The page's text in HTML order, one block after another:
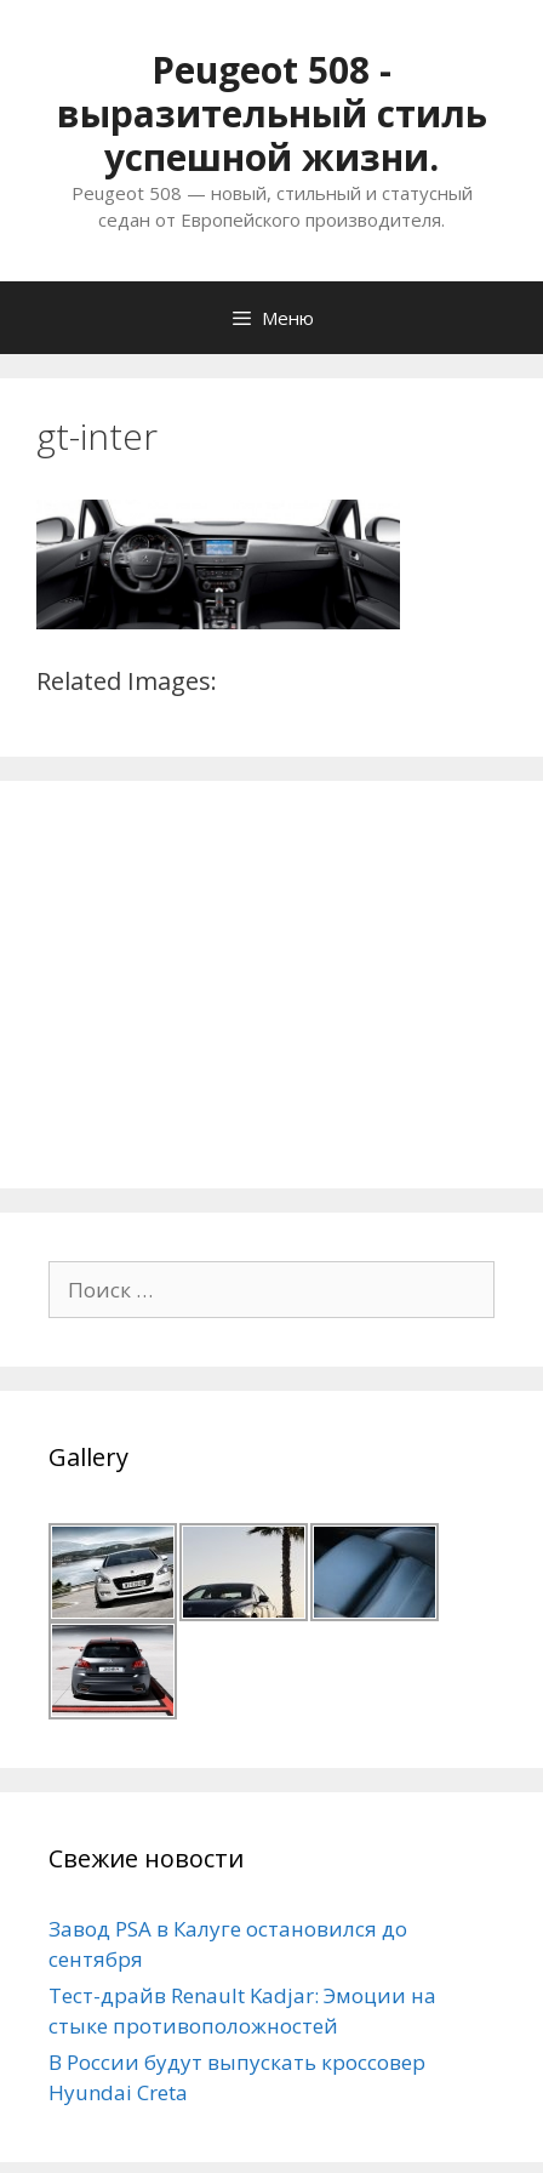
Peugeot 508 -
выразительный стиль
успешной жизни.
Peugeot 508 — новый, стильный и статусный
седан от Европейского производителя.
Меню
gt-inter
Related Images:
Gallery
Свежие новости
Завод PSA в Калуге остановился до
сентября
Тест-драйв Renault Kadjar: Эмоции на
стыке противоположностей
В России будут выпускать кроссовер
Hyundai Creta